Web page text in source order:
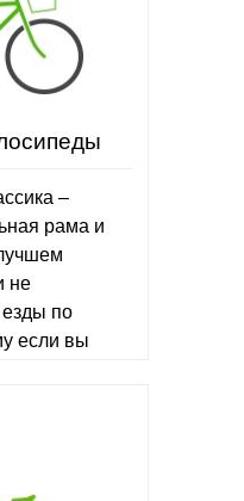
–
рама и
не
по
если вы